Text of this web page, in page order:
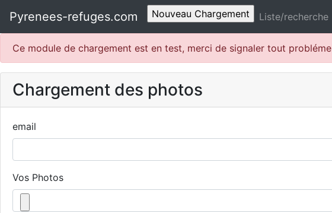
Pyrenees-refuges.com Liste/recherche
Ce module de chargement est en test, merci de signaler tout probléme
Chargement des photos
email
Vos Photos